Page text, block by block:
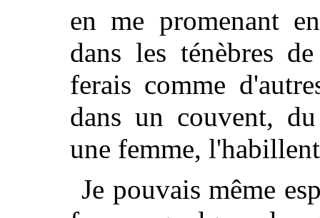
en me promenant
dans les ténèbres
ferais comme
dans un couvent,
une femme,
Je pouvais même